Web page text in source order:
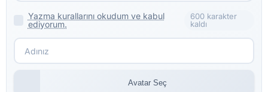
Yazma kurallarını okudum ve kabul
ediyorum.
600 karakter
kaldı
Avatar Seç